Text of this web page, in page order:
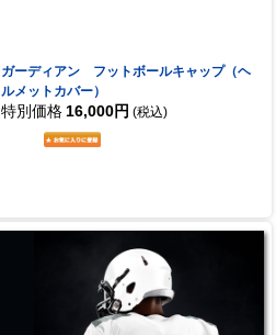
ガーディアン フットボールキャップ（ヘ
ルメットカバー）
特別価格 16,000円 (税込)